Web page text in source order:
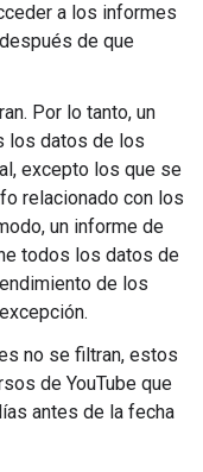
a los informes
de que
Por lo tanto, un
los datos de los
excepto los que se
relacionado con los
un informe de
todos los datos de
de los
no se filtran, estos
de YouTube que
antes de la fecha